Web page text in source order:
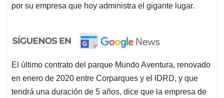
por su empresa que hoy administra el gigante lugar.
El último contrato del parque Mundo Aventura, renovado
en enero de 2020 entre Corparques y el IDRD, y que
tendrá una duración de 5 años, dice que la empresa de